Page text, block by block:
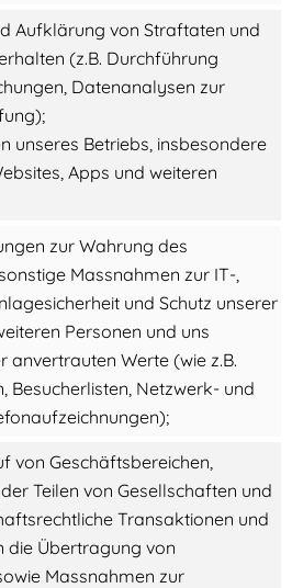
Aufklärung von Straftaten und
(z.B. Durchführung
Datenanalysen zur
unseres Betriebs, insbesondere
Apps und weiteren
zur Wahrung des
Massnahmen zur IT-,
und Schutz unserer
Personen und uns
anvertrauten Werte (wie z.B.
Besucherlisten, Netzwerk- und
von Geschäftsbereichen,
Teilen von Gesellschaften und
Transaktionen und
die Übertragung von
Massnahmen zur